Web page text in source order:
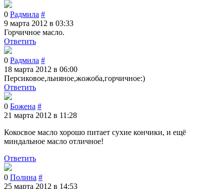
0 Радмила #
9 марта 2012 в 03:33
Горчичное масло.
Ответить
0 Радмила #
18 марта 2012 в 06:00
Персиковое,льняное,жожоба,горчичное:)
Ответить
0 Божена #
21 марта 2012 в 11:28
Кокосвое масло хорошо питает сухие кончики, и ещё
миндальное масло отличное!
Ответить
0 Полина #
25 марта 2012 в 14:53